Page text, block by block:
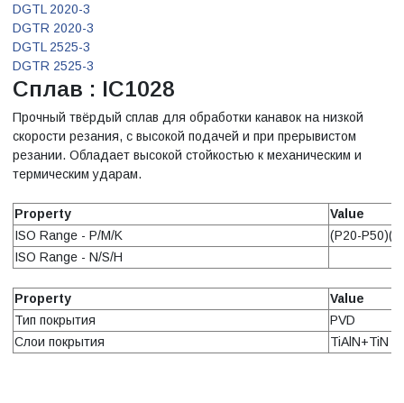
DGTL 2020-3
DGTR 2020-3
DGTL 2525-3
DGTR 2525-3
Сплав : IC1028
Прочный твёрдый сплав для обработки канавок на низкой
скорости резания, с высокой подачей и при прерывистом
резании. Обладает высокой стойкостью к механическим и
термическим ударам.
Property
Value
ISO Range - P/M/K
(P20-
ISO Range - N/S/H
Property
Value
Тип покрытия
PVD
Слои покрытия
TiAlN+TiN